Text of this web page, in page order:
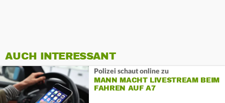
AUCH INTERESSANT
Polizei schaut online zu
MANN MACHT LIVESTREAM BEIM
FAHREN AUF A7